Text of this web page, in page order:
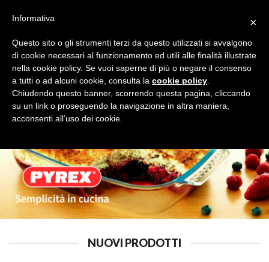
Tutte le categorie Cerca
NUOVI PRODOTTI
×
Informativa
Questo sito o gli strumenti terzi da questo utilizzati si avvalgono
di cookie necessari al funzionamento ed utili alle finalità illustrate
nella cookie policy. Se vuoi saperne di più o negare il consenso
a tutti o ad alcuni cookie, consulta la cookie policy
Chiudendo questo banner, scorrendo questa pagina, cliccando
su un link o proseguendo la navigazione in altra maniera,
acconsenti all’uso dei cookie.